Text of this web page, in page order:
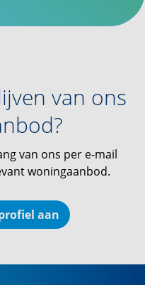
van ons
van ons per e-mail
woningaanbod.
aan